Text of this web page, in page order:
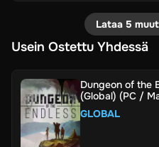
Lataa 5
Usein Ostettu Yhdessä
Dungeon of the
(Global) (PC /
GLOBAL